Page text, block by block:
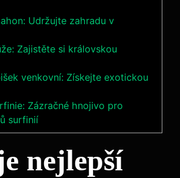
Udržujte zahradu v
Zajistěte si královskou
venkovní: Získejte exotickou
Zázračné hnojivo pro
surfinií
nejlepší